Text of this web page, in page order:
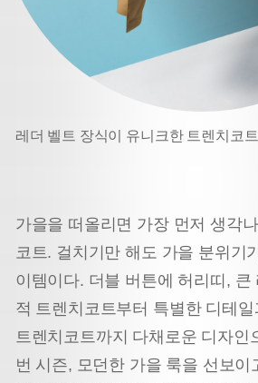
레더 벨트 장식이 유니크한 트렌치코
가을을 떠올리면 가장 먼저 생각
코트. 걸치기만 해도 가을 분위기
이템이다. 더블 버튼에 허리띠, 큰
적 트렌치코트부터 특별한 디테
트렌치코트까지 다채로운 디자인
번 시즌, 모던한 가을 룩을 선보이